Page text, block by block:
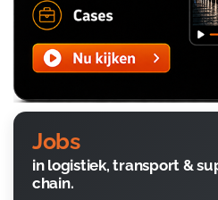
Jobs
in logistiek, transport &
chain.